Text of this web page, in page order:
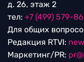
д. 26, этаж 2
тел: +7 (499) 579-
Для общих
Редакция RTVI:
Маркетинг/PR: